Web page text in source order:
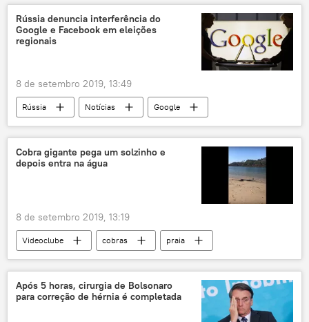
Organização dos Países Exportadores de Petróleo (OPEP)
Arábia Saudita
Rússia denuncia interferência do
Google e Facebook em eleições
regionais
8 de setembro 2019, 13:49
Rússia Notícias
Google
Facebook
eleições
Cobra gigante pega um solzinho e
depois entra na água
8 de setembro 2019, 13:19
Videoclube cobras
praia
Sol
Após 5 horas, cirurgia de Bolsonaro
para correção de hérnia é completada